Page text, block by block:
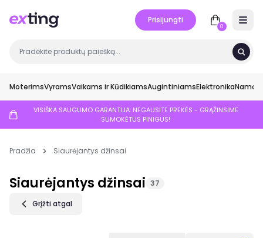
Prisijungti
0
MoterimsVyramsVaikams ir KūdikiamsAugintiniamsElektronikaNamai
VISIŠKA SAUGUMO GARANTIJA: NEGAUSITE PREKĖS - GRĄŽINSIME
SUMOKĖTUS PINIGUS!
Pradžia Siaurėjantys džinsai
Siaurėjantys džinsai 37
Grįžti atgal